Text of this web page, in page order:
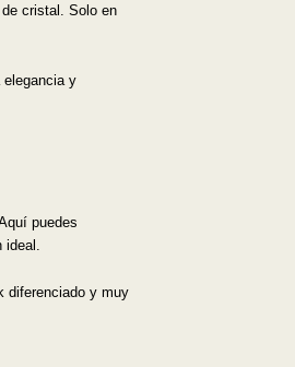
cristal. Solo en
elegancia y
puedes
diferenciado y muy